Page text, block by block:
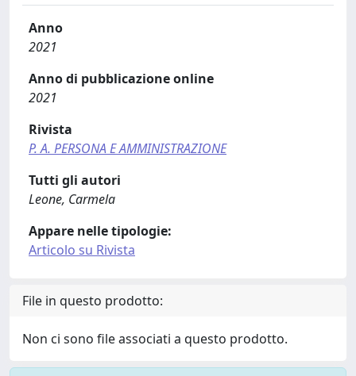
Anno
2021
Anno di pubblicazione online
2021
Rivista
P. A. PERSONA E AMMINISTRAZIONE
Tutti gli autori
Leone, Carmela
Appare nelle tipologie:
Articolo su Rivista
File in questo prodotto:
Non ci sono file associati a questo prodotto.